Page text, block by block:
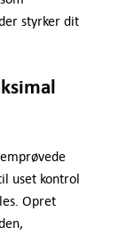
styrker dit
uset kontrol
Opret